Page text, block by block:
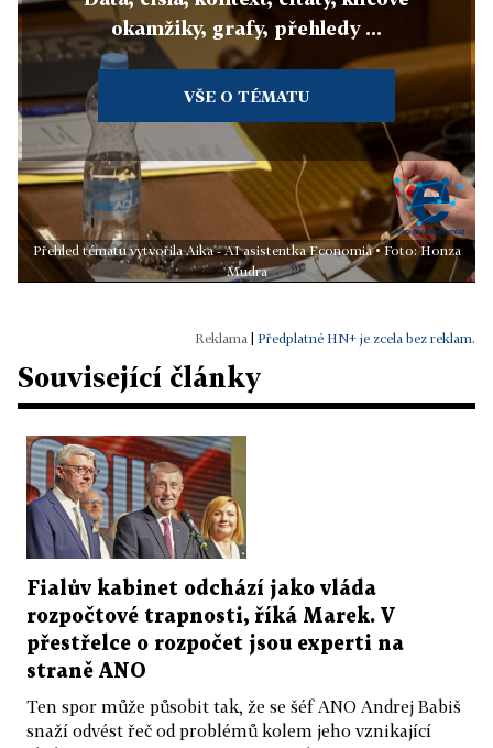
okamžiky, grafy, přehledy ...
VŠE O TÉMATU
Přehled tématu vytvořila Aika - AI asistentka Economia • Foto: Honza
Mudra
| Předplatné HN+ je zcela bez reklam.
Související články
Fialův kabinet odchází jako vláda
rozpočtové trapnosti, říká Marek. V
přestřelce o rozpočet jsou experti na
straně ANO
Ten spor může působit tak, že se šéf ANO Andrej Babiš
snaží odvést řeč od problémů kolem jeho vznikající